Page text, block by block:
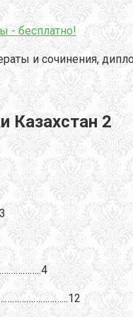
- бесплатно!
и сочинения,
Казахстан 2